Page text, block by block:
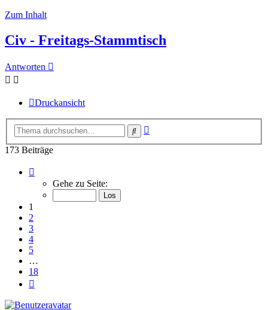
Zum Inhalt
Civ - Freitags-Stammtisch
Antworten
Druckansicht
Suche
173 Beiträge
von
Gehe zu Seite:
1
2
3
4
5
…
18